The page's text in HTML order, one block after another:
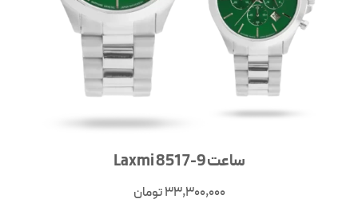
ساعت Laxmi 8517-9
33,300,000تومان